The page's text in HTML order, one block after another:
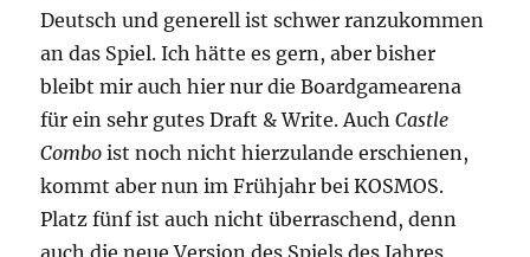
Deutsch und generell ist schwer ranzukommen
an das Spiel. Ich hätte es gern, aber bisher
bleibt mir auch hier nur die Boardgamearena
für ein sehr gutes Draft & Write. Auch Castle
Combo ist noch nicht hierzulande erschienen,
kommt aber nun im Frühjahr bei KOSMOS.
Platz fünf ist auch nicht überraschend, denn
auch die neue Version des Spiels des Jahres